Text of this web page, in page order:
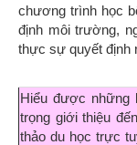
chương trình học
định môi trường,
thực sự quyết định
Hiểu được những
trọng giới thiệu
thảo du học trực